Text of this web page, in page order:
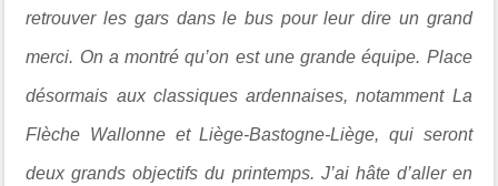
retrouver les gars dans le bus pour leur dire un grand
merci. On a montré qu’on est une grande équipe. Place
désormais aux classiques ardennaises, notamment La
Flèche Wallonne et Liège-Bastogne-Liège, qui seront
deux grands objectifs du printemps. J’ai hâte d’aller en